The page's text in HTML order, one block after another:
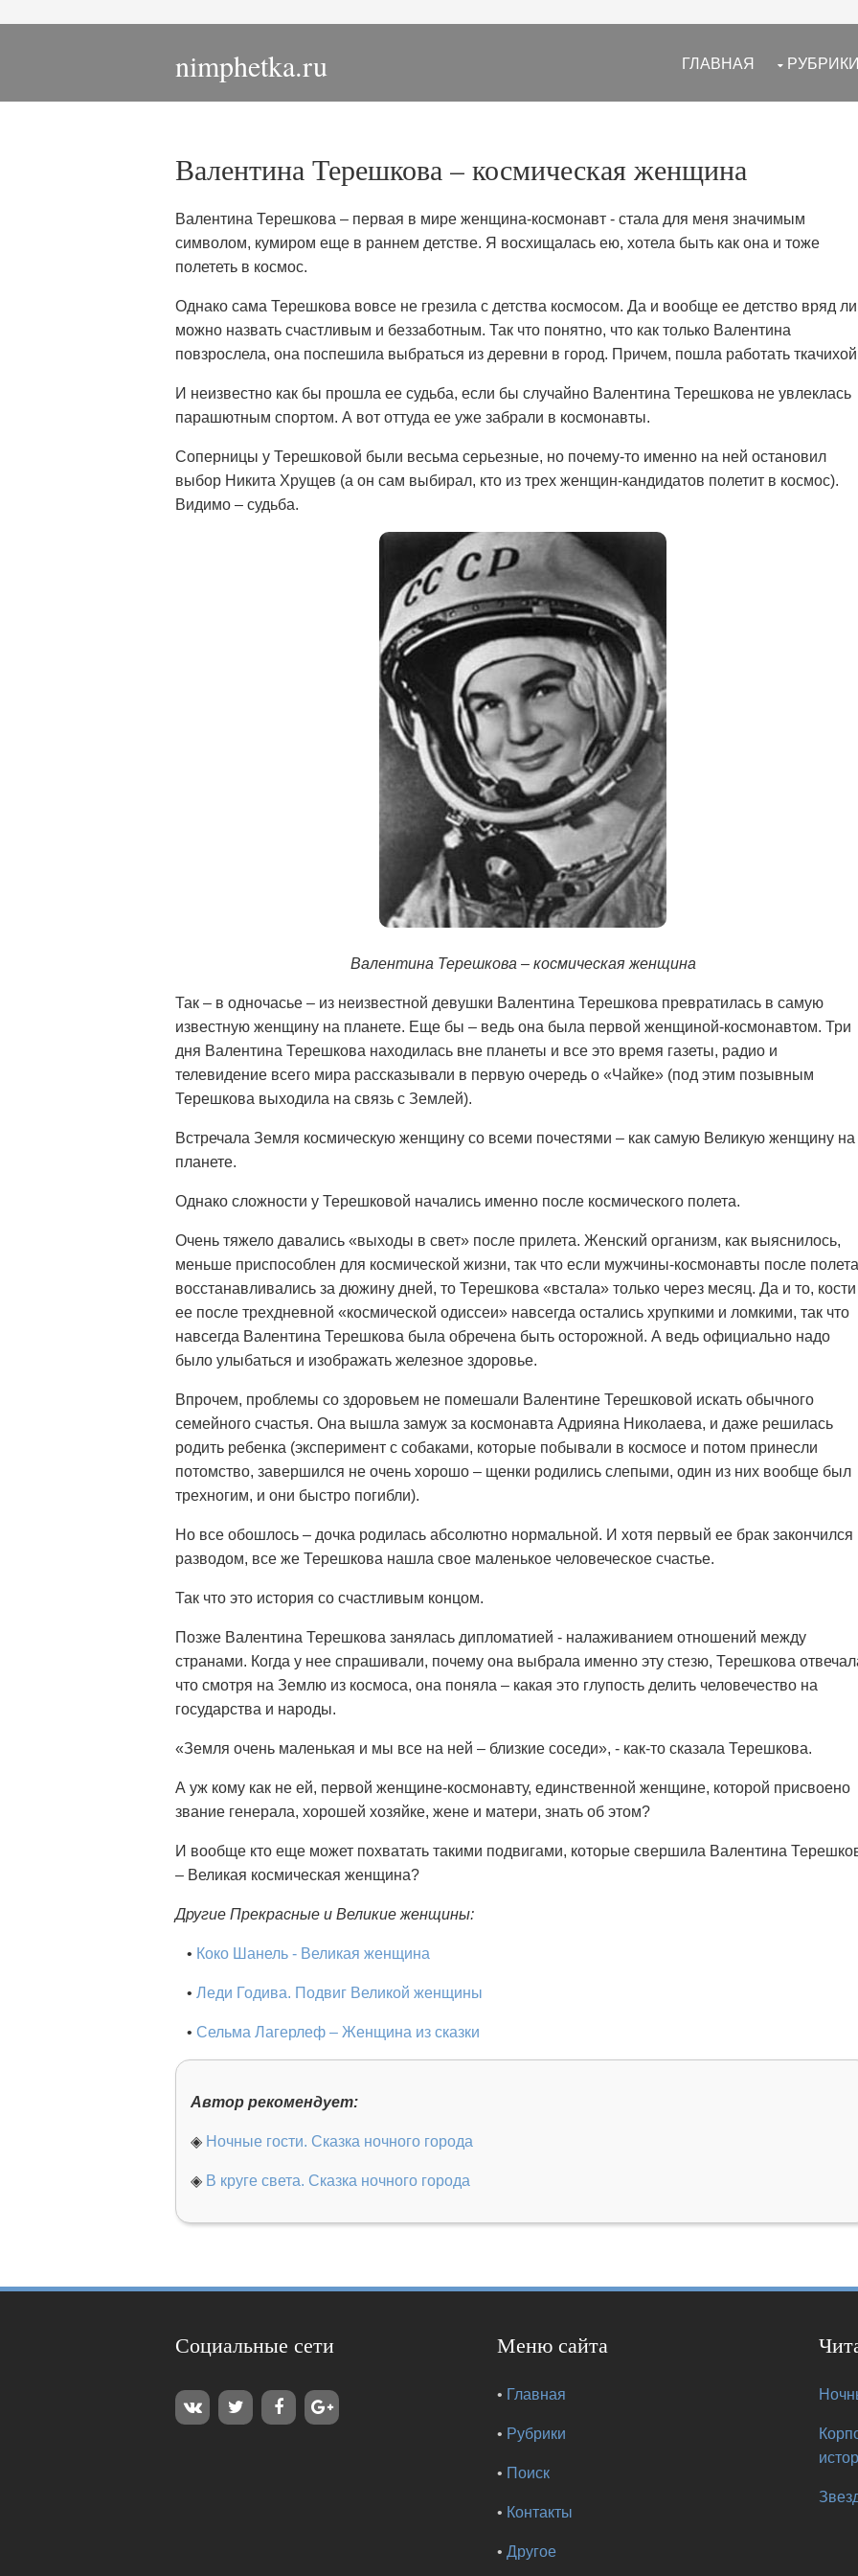
nimphetka.ru ГЛАВНАЯ
Валентина Терешкова – космическая женщина
Валентина Терешкова – первая в мире женщина-космонавт - стала для меня значимым
символом, кумиром еще в раннем детстве. Я восхищалась ею, хотела быть как она и тоже
полететь в космос.
Однако сама Терешкова вовсе не грезила с детства космосом. Да и вообще ее детство вряд ли
можно назвать счастливым и беззаботным. Так что понятно, что как только Валентина
повзрослела, она поспешила выбраться из деревни в город. Причем, пошла работать
И неизвестно как бы прошла ее судьба, если бы случайно Валентина Терешкова не увлеклась
парашютным спортом. А вот оттуда ее уже забрали в космонавты.
Соперницы у Терешковой были весьма серьезные, но почему-то именно на ней остановил
выбор Никита Хрущев (а он сам выбирал, кто из трех женщин-кандидатов полетит в космос).
Видимо – судьба.
Валентина Терешкова – космическая женщина
Так – в одночасье – из неизвестной девушки Валентина Терешкова превратилась в самую
известную женщину на планете. Еще бы – ведь она была первой женщиной-космонавтом. Три
дня Валентина Терешкова находилась вне планеты и все это время газеты, радио и
телевидение всего мира рассказывали в первую очередь о «Чайке» (под этим позывным
Терешкова выходила на связь с Землей).
Встречала Земля космическую женщину со всеми почестями – как самую Великую женщину на
планете.
Однако сложности у Терешковой начались именно после космического полета.
Очень тяжело давались «выходы в свет» после прилета. Женский организм, как выяснилось,
меньше приспособлен для космической жизни, так что если мужчины-космонавты после полета
восстанавливались за дюжину дней, то Терешкова «встала» только через месяц. Да и то, кости
ее после трехдневной «космической одиссеи» навсегда остались хрупкими и ломкими, так что
навсегда Валентина Терешкова была обречена быть осторожной. А ведь официально надо
было улыбаться и изображать железное здоровье.
Впрочем, проблемы со здоровьем не помешали Валентине Терешковой искать обычного
семейного счастья. Она вышла замуж за космонавта Адрияна Николаева, и даже решилась
родить ребенка (эксперимент с собаками, которые побывали в космосе и потом принесли
потомство, завершился не очень хорошо – щенки родились слепыми, один из них вообще был
трехногим, и они быстро погибли).
Но все обошлось – дочка родилась абсолютно нормальной. И хотя первый ее брак закончился
разводом, все же Терешкова нашла свое маленькое человеческое счастье.
Так что это история со счастливым концом.
Позже Валентина Терешкова занялась дипломатией - налаживанием отношений между
странами. Когда у нее спрашивали, почему она выбрала именно эту стезю, Терешкова
что смотря на Землю из космоса, она поняла – какая это глупость делить человечество на
государства и народы.
«Земля очень маленькая и мы все на ней – близкие соседи», - как-то сказала Терешкова.
А уж кому как не ей, первой женщине-космонавту, единственной женщине, которой присвоено
звание генерала, хорошей хозяйке, жене и матери, знать об этом?
И вообще кто еще может похватать такими подвигами, которые свершила Валентина
– Великая космическая женщина?
Другие Прекрасные и Великие женщины:
• Коко Шанель - Великая женщина
• Леди Годива. Подвиг Великой женщины
• Сельма Лагерлеф – Женщина из сказки
Автор рекомендует:
◈ Ночные гости. Сказка ночного города
◈ В круге света. Сказка ночного города
Социальные сети Меню сайта
• Главная
• Рубрики
• Поиск
• Контакты
• Другое